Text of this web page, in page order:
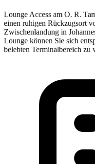
Lounge Access am O. R.
einen ruhigen Rückzugsort
Zwischenlandung in
Lounge können Sie sich
belebten Terminalbereich zu